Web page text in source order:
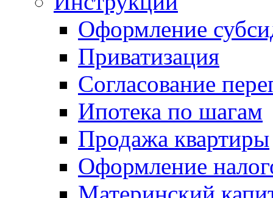
Оформление
Приватизация
Согласование
Ипотека по шагам
Продажа квартиры
Оформление